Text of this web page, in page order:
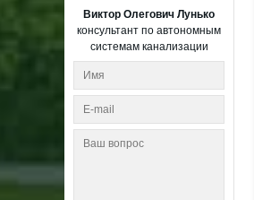
Виктор Олегович Лунько
консультант по автономным
системам канализации